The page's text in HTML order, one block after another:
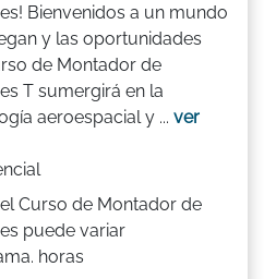
Bienvenidos a un mundo
y las oportunidades
de Montador de
T sumergirá en la
aeroespacial y ... ver
Curso de Montador de
puede variar
horas